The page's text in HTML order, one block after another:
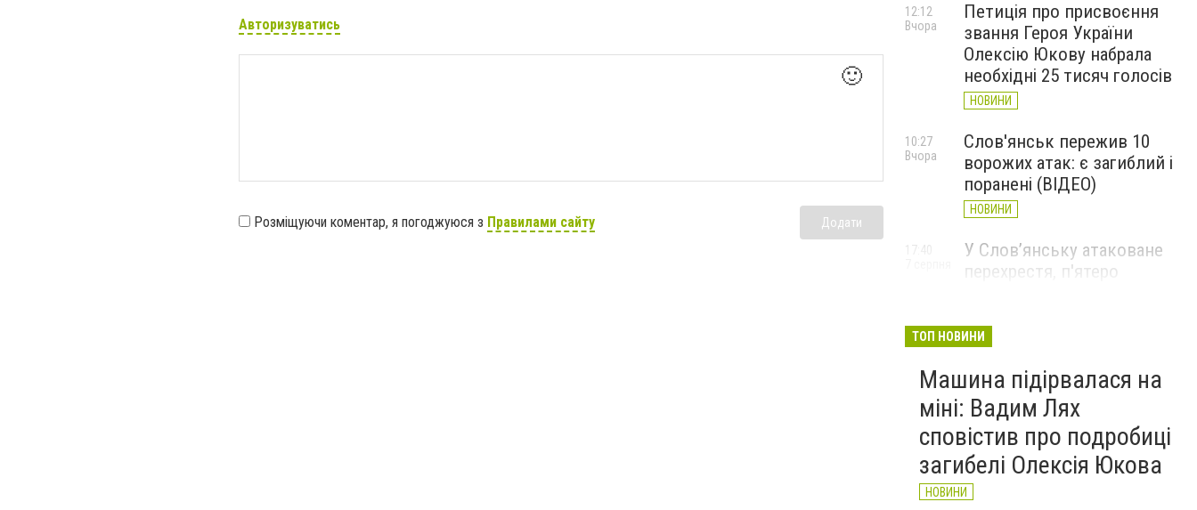
Авторизуватись
🙂
Розміщуючи коментар, я погоджуюся з Правилами сайту Додати
Петиція про присвоєння
звання Героя України
Олексію Юкову набрала
необхідні 25 тисяч голосів
НОВИНИ
12:12
Вчора
Слов'янськ пережив 10
ворожих атак: є загиблий і
поранені (ВІДЕО)
НОВИНИ
10:27
Вчора
У Слов’янську атаковане
перехрестя, п'ятеро
17:40
ТОП НОВИНИ
Машина підірвалася на
міні: Вадим Лях
сповістив про подробиці
загибелі Олексія Юкова
НОВИНИ